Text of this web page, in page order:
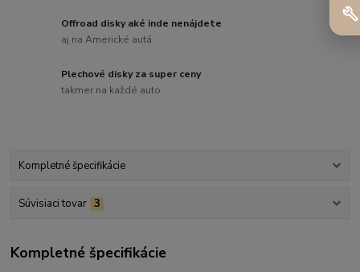
Offroad disky aké inde nenájdete
aj na Americké autá
Plechové disky za super ceny
takmer na každé auto
Kompletné špecifikácie
Súvisiaci tovar 3
Kompletné špecifikácie